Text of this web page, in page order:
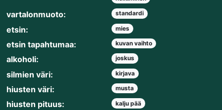
vartalonmuoto: standardi
etsin: mies
etsin tapahtumaa: kuvan vaihto
alkoholi: joskus
silmien väri: kirjava
hiusten väri: musta
hiusten pituus: kalju pää